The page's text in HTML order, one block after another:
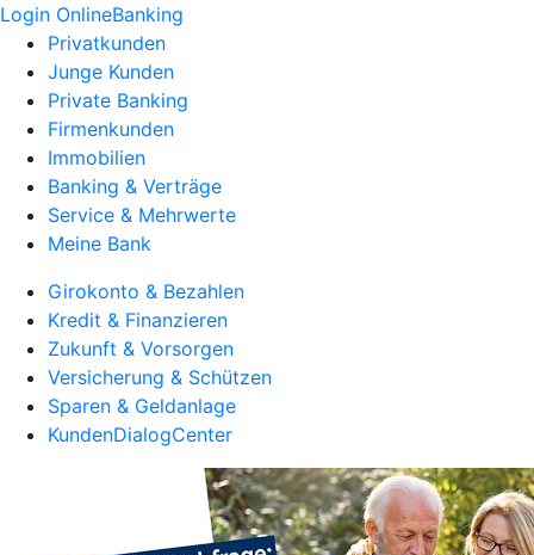
Login OnlineBanking
Privatkunden
Junge Kunden
Private Banking
Firmenkunden
Immobilien
Banking & Verträge
Service & Mehrwerte
Meine Bank
Girokonto & Bezahlen
Kredit & Finanzieren
Zukunft & Vorsorgen
Versicherung & Schützen
Sparen & Geldanlage
KundenDialogCenter